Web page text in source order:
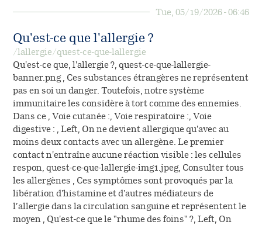
Tue, 05/19/2026 - 06:46
Qu'est-ce que l'allergie ?
/lallergie/quest-ce-que-lallergie
Qu'est-ce que, l'allergie ?, quest-ce-que-lallergie-
banner.png , Ces substances étrangères ne représentent
pas en soi un danger. Toutefois, notre système
immunitaire les considère à tort comme des ennemies.
Dans ce , Voie cutanée :, Voie respiratoire :, Voie
digestive : , Left, On ne devient allergique qu'avec au
moins deux contacts avec un allergène. Le premier
contact n'entraîne aucune réaction visible : les cellules
respon, quest-ce-que-lallergie-img1.jpeg, Consulter tous
les allergènes , Ces symptômes sont provoqués par la
libération d'histamine et d'autres médiateurs de
l’allergie dans la circulation sanguine et représentent le
moyen , Qu'est-ce que le "rhume des foins" ?, Left, On